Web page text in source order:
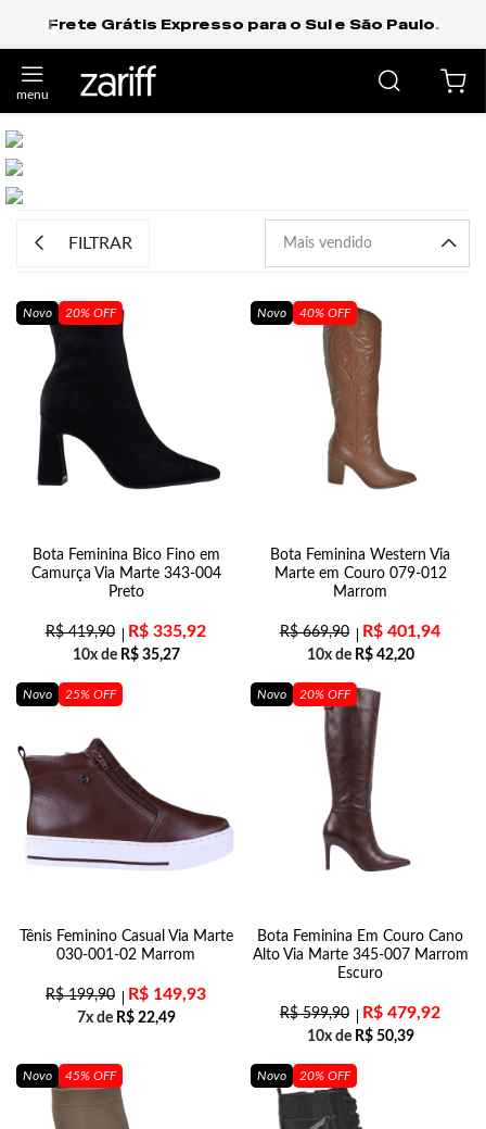
Frete Grátis Expresso para o Sul e São Paulo.
FILTRAR
Novo 20% OFF
Bota Feminina Bico Fino em
Camurça Via Marte 343-004
Preto
R$419,90 R$ 335,92
10x de R$35,27
Novo 40% OFF
Bota Feminina Western Via
Marte em Couro 079-012
Marrom
R$669,90 R$ 401,94
10x de R$42,20
Novo 25% OFF
Tênis Feminino Casual Via Marte
030-001-02 Marrom
R$199,90 R$ 149,93
7x de R$22,49
Novo 20% OFF
Bota Feminina Em Couro Cano
Alto Via Marte 345-007 Marrom
Escuro
R$599,90 R$ 479,92
10x de R$50,39
Novo 45% OFF Novo 20% OFF